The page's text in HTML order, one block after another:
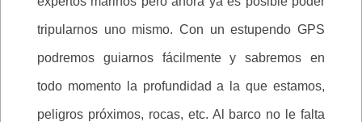
tripularnos uno mismo. Con un estupendo GPS
podremos guiarnos fácilmente y sabremos en
todo momento la profundidad a la que estamos,
peligros próximos, rocas, etc. Al barco no le falta